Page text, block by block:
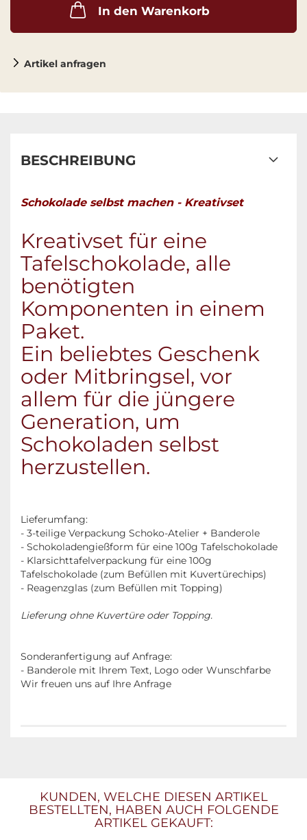
In den Warenkorb
Artikel anfragen
BESCHREIBUNG
Schokolade selbst machen - Kreativset
Kreativset für eine
Tafelschokolade, alle
benötigten
Komponenten in einem
Paket.
Ein beliebtes Geschenk
oder Mitbringsel, vor
allem für die jüngere
Generation, um
Schokoladen selbst
herzustellen.
Lieferumfang:
- 3-teilige Verpackung Schoko-Atelier + Banderole
- Schokoladengießform für eine 100g Tafelschokolade
- Klarsichttafelverpackung für eine 100g
Tafelschokolade (zum Befüllen mit Kuvertürechips)
- Reagenzglas (zum Befüllen mit Topping)
Lieferung ohne Kuvertüre oder Topping.
Sonderanfertigung auf Anfrage:
- Banderole mit Ihrem Text, Logo oder Wunschfarbe
Wir freuen uns auf Ihre Anfrage
KUNDEN, WELCHE DIESEN ARTIKEL
BESTELLTEN, HABEN AUCH FOLGENDE
ARTIKEL GEKAUFT: